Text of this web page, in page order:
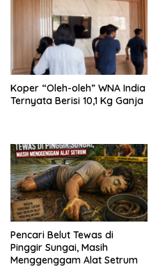
Koper “Oleh-oleh” WNA India
Ternyata Berisi 10,1 Kg Ganja
Pencari Belut Tewas di
Pinggir Sungai, Masih
Menggenggam Alat Setrum